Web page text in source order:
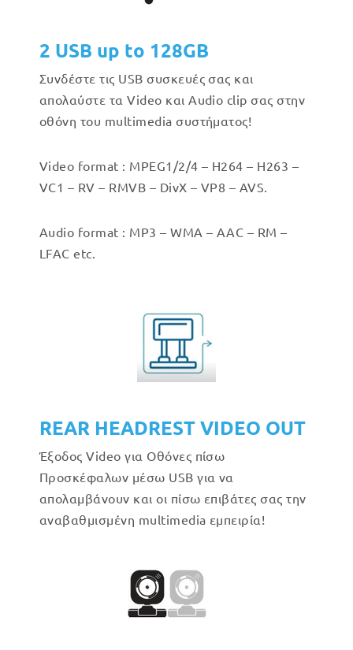
2 USB up to 128GB
Συνδέστε τις USB συσκευές σας και
απολαύστε τα Video και Audio clip σας στην
οθόνη του multimedia συστήματος!
Video format : MPEG1/2/4 – H264 – H263 –
VC1 – RV – RMVB – DivX – VP8 – AVS.
Audio format : MP3 – WMA – AAC – RM –
LFAC etc.
REAR HEADREST VIDEO OUT
Έξοδος Video για Οθόνες πίσω
Προσκέφαλων μέσω USB για να
απολαμβάνουν και οι πίσω επιβάτες σας την
αναβαθμισμένη multimedia εμπειρία!